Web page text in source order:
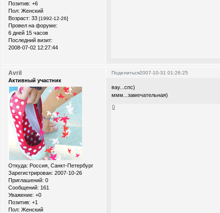
Позитив: +6
Пол: Женский
Возраст: 33 [1992-12-26]
Провел на форуме:
6 дней 15 часов
Последний визит:
2008-07-02 12:27:44
Поделиться2007-10-31 01:26:25
Avril
Активный участник
Откуда: Россия, Санкт-Петербург
Зарегистрирован: 2007-10-26
Приглашений: 0
Сообщений: 161
Уважение: +0
Позитив: +1
Пол: Женский
вау...спс)
ммм...замечательная)
0